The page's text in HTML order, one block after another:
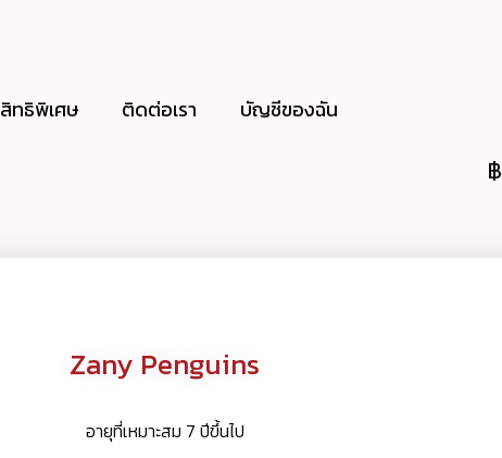
สิทธิพิเศษ ติดต่อเรา บัญชีของฉัน
฿
Zany Penguins
อายุที่เหมาะสม 7 ปีขึ้นไป